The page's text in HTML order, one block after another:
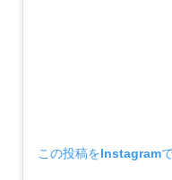
この投稿をInstagram